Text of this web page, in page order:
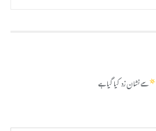
*سے نشان زد کیا گیا ہے